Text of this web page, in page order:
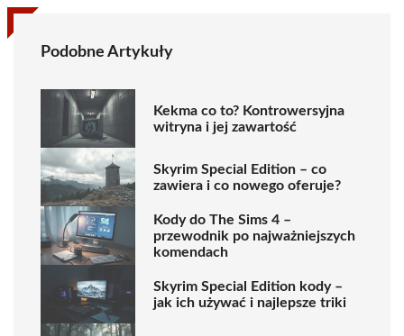
Podobne Artykuły
Kekma co to? Kontrowersyjna
witryna i jej zawartość
Skyrim Special Edition – co
zawiera i co nowego oferuje?
Kody do The Sims 4 –
przewodnik po najważniejszych
komendach
Skyrim Special Edition kody –
jak ich używać i najlepsze triki